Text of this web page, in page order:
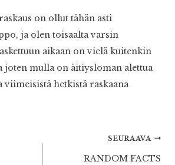
on ollut tähän asti
ja olen toisaalta varsin
aikaan on vielä kuitenkin
joten mulla on äitiysloman alettua
viimeisistä hetkistä raskaana
SEURAAVA
RANDOM FACTS